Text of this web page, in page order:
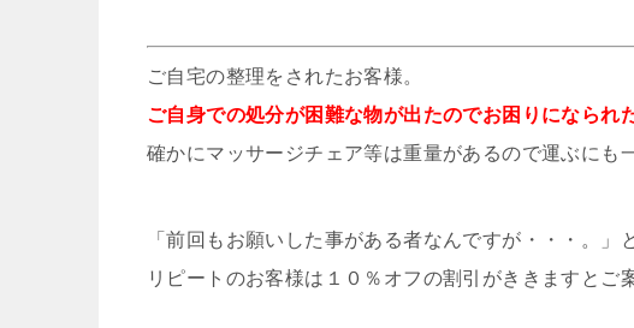
ご自宅の整理をされたお客様。
ご自身での処分が困難な物が出たのでお困りになられ
確かにマッサージチェア等は重量があるので運ぶにも
「前回もお願いした事がある者なんですが・・・。」
リピートのお客様は１０％オフの割引がききますとご